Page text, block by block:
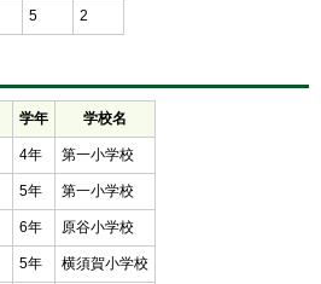
5 2
学年 学校名
4年 第一小学校
5年 第一小学校
6年 原谷小学校
5年 横須賀小学校